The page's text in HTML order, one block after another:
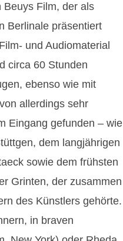
Beuys Film, der als
Berlinale präsentiert
und Audiomaterial
circa 60 Stunden
ebenso wie mit
allerdings sehr
Eingang gefunden – wie
dem langjährigen
sowie dem frühsten
Grinten, der zusammen
des Künstlers gehörte.
in braven